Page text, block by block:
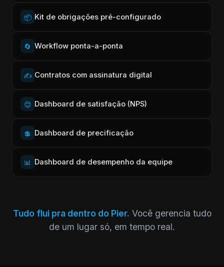
📦 Kit de obrigações pré-configurado
🔄 Workflow ponta-a-ponta
✍️ Contratos com assinatura digital
😊 Dashboard de satisfação (NPS)
💲 Dashboard de precificação
📊 Dashboard de desempenho da equipe
Tudo flui pra dentro do Pier. Você gerencia tudo
de um lugar só, em tempo real.